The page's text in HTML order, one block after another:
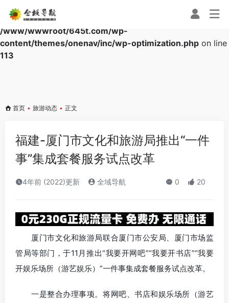
Warning: Array to string conversion in
/www/wwwroot/645t.com/wp-
content/themes/onenav/inc/wp-optimization.php on line
113
首页 • 旅游动态 • 正文
福建-厦门市文化和旅游局推出“一件
事”集成套餐服务试点改革
4年前 (2022)更新 全域导航 0 20
厦门市文化和旅游局联合厦门市公安局、厦门市场监
管局等部门，于11月推出“我要开网吧”“我要开书店”“我要
开娱乐场所（游艺娱乐）”一件事集成套餐服务试点改革。
一是整合办理事项。将网吧、书店和娱乐场所（游艺